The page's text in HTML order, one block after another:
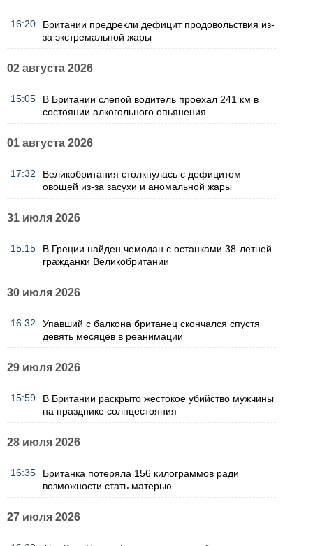
16:20
Британии предрекли дефицит продовольствия из-
за экстремальной жары
02 августа 2026
15:05
В Британии слепой водитель проехал 241 км в
состоянии алкогольного опьянения
01 августа 2026
17:32
Великобритания столкнулась с дефицитом
овощей из-за засухи и аномальной жары
31 июля 2026
15:15
В Греции найден чемодан с останками 38-летней
гражданки Великобритании
30 июля 2026
16:32
Упавший с балкона британец скончался спустя
девять месяцев в реанимации
29 июля 2026
15:59
В Британии раскрыто жестокое убийство мужчины
на празднике солнцестояния
28 июля 2026
16:35
Британка потеряла 156 килограммов ради
возможности стать матерью
27 июля 2026